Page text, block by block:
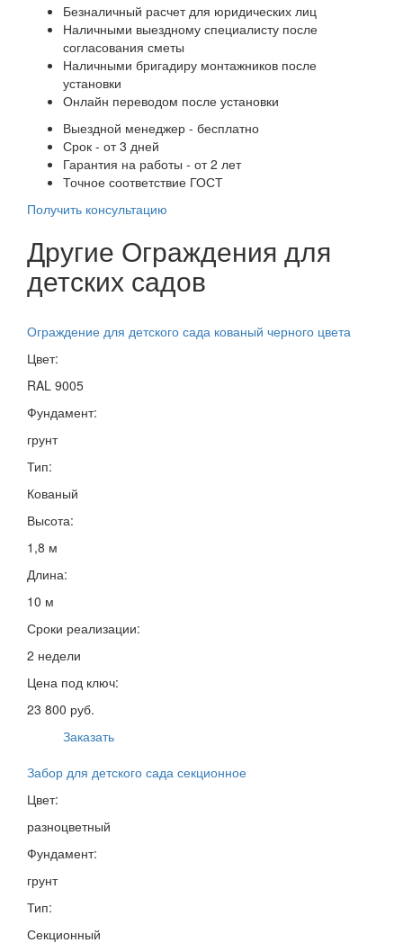
Безналичный расчет для юридических лиц
Наличными выездному специалисту после
согласования сметы
Наличными бригадиру монтажников после
установки
Онлайн переводом после установки
Выездной менеджер - бесплатно
Срок - от 3 дней
Гарантия на работы - от 2 лет
Точное соответствие ГОСТ
Получить консультацию
Другие Ограждения для
детских садов
Ограждение для детского сада кованый черного цвета
Цвет:
RAL 9005
Фундамент:
грунт
Тип:
Кованый
Высота:
1,8 м
Длина:
10 м
Сроки реализации:
2 недели
Цена под ключ:
23 800 руб.
Заказать
Забор для детского сада секционное
Цвет:
разноцветный
Фундамент:
грунт
Тип:
Секционный